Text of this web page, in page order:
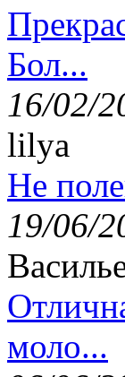
Бол...
16/02/
lilya
Не
19/06/
моло...